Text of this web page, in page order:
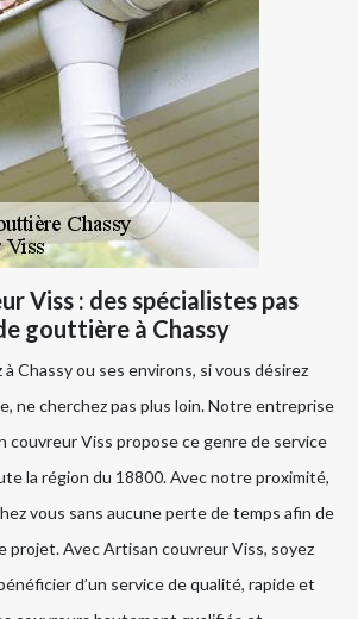
Viss : des spécialistes pas
gouttière à Chassy
Chassy ou ses environs, si vous désirez
ne cherchez pas plus loin. Notre entreprise
couvreur Viss propose ce genre de service
la région du 18800. Avec notre proximité,
vous sans aucune perte de temps afin de
projet. Avec Artisan couvreur Viss, soyez
d’un service de qualité, rapide et